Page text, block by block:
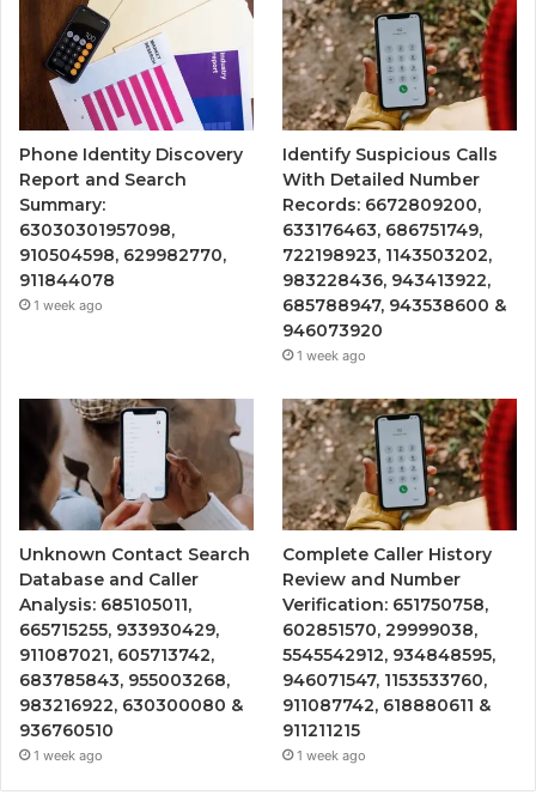
Phone Identity Discovery
Report and Search
Summary:
63030301957098,
910504598, 629982770,
911844078
1 week ago
Identify Suspicious Calls
With Detailed Number
Records: 6672809200,
633176463, 686751749,
722198923, 1143503202,
983228436, 943413922,
685788947, 943538600 &
946073920
1 week ago
Unknown Contact Search
Database and Caller
Analysis: 685105011,
665715255, 933930429,
911087021, 605713742,
683785843, 955003268,
983216922, 630300080 &
936760510
1 week ago
Complete Caller History
Review and Number
Verification: 651750758,
602851570, 29999038,
5545542912, 934848595,
946071547, 1153533760,
911087742, 618880611 &
911211215
1 week ago